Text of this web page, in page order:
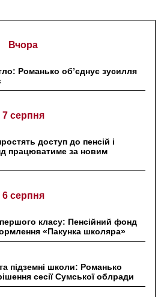
Вчора
Романько об’єднує зусилля
7 серпня
доступ до пенсій і
працюватиме за новим
6 серпня
класу: Пенсійний фонд
«Пакунка школяра»
підземні школи: Романько
сесії Сумської облради